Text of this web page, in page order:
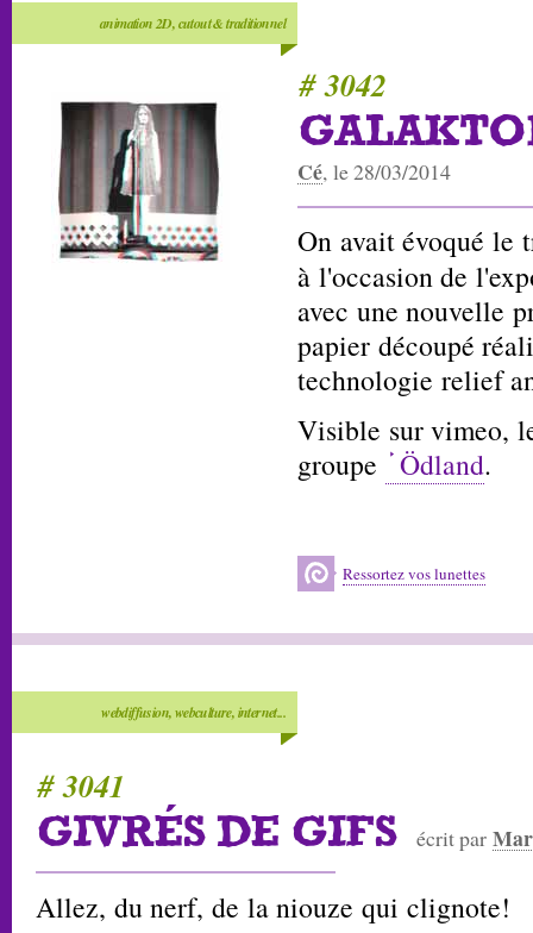
animation 2D, cutout & traditionnel
# 3042
Cé, le 28/03/2014
On avait évoqué le
à l'occasion de
avec une nouvelle
papier découpé
technologie relief
Visible sur vimeo,
groupe
Ödland.
Ressortez vos lunettes
webdiffusion, webculture, internet...
# 3041
GIVRÉS DE GIFS écrit par
Allez, du nerf, de la niouze qui clignote!